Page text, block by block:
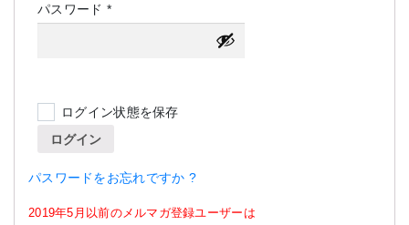
パスワード *必
須
ログイン状態を保存
ログイン
パスワードをお忘れですか ?
2019年5月以前のメルマガ登録ユーザーは